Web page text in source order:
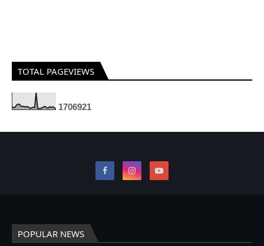
TOTAL PAGEVIEWS
1706921
POPULAR NEWS